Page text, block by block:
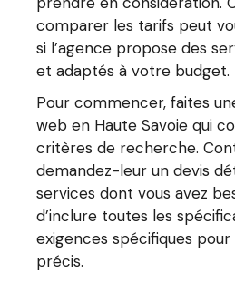
comparer les tarifs peut
si l’agence propose des
et adaptés à votre budget.
Pour commencer, faites
web en Haute Savoie qui
critères de recherche.
demandez-leur un devis
services dont vous avez
d’inclure toutes les
exigences spécifiques
précis.